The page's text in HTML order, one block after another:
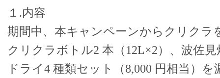
１.内容
期間中、本キャンペーンからクリクラ
クリクラボトル2 本（12L×2）、波佐
ドライ4 種類セット（8,000 円相当）